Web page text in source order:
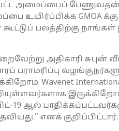
அமைப்பைப் பேணுவதன்
உயிர்ப்பிக்க GMOA
பலத்திற்கு
அதிகாரி சுபுன்
பராமரிப்பு
Wavenet
19 ஆல்
எனக் குறிப்பிட்டார்.